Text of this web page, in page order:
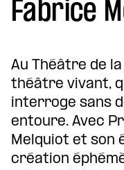
Fabrice
Au Théâtre de
théâtre vivant,
interroge sans
entoure. Avec
Melquiot et son
création